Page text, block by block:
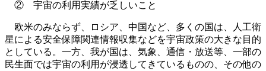
② 宇宙の利用実績が乏しいこと
欧米のみならず、ロシア、中国など、多くの国は、人工衛
星による安全保障関連情報収集などを宇宙政策の大きな目的
としている。一方、我が国は、気象、通信・放送等、一部の
民生面では宇宙の利用が浸透してきているものの、その他の